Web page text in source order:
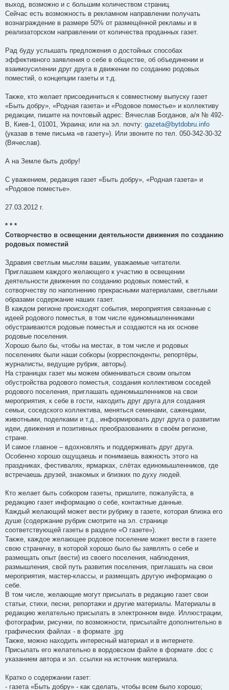
выход, возможно и с большим количеством страниц.
Сейчас есть возможность в рекламном направлении получать
вознаграждение в размере 50% от размещённой рекламы и в
реализаторском направлении от количества проданных газет.
Рад буду услышать предложения о достойных способах
эффективного заявления о себе в обществе, об объединении и
взаимоусилении друг друга в движении по созданию родовых
поместий, о концепции газеты и т.д.
Также, кто желает присоединиться к совместному выпуску газет
«Быть добру», «Родная газета» и «Родовое поместье» и коллективу
редакции, пишите на почтовый адрес: Вячеслав Богданов, а/я № 492-
В, Киев-1, 01001, Украина; или на эл. почту: gazeta@bytdobru.info
(указав в теме письма «в газету»). Или звоните по тел. 050-342-30-32
(Вячеслав).
А на Земле быть добру!
С уважением, редакция газет «Быть добру», «Родная газета» и
«Родовое поместье».
27.03.2012 г.
* * *
Сотворчество в освещении деятельности движения по созданию
родовых поместий
Здравия светлым мыслям вашим, уважаемые читатели.
Приглашаем каждого желающего к участию в освещении
деятельности движения по созданию родовых поместий, к
сотворчеству по наполнению прекрасными материалами, светлыми
образами содержание наших газет.
В каждом регионе происходят события, мероприятия связанные с
идеей родового поместья, в том числе единомышленниками
обустраиваются родовые поместья и создаются на их основе
родовые поселения.
Хорошо было бы, чтобы на местах, в том числе и родовых
поселениях были наши собкоры (корреспонденты, репортёры,
журналисты, ведущие рубрик, авторы).
На страницах газет мы можем обмениваться своим опытом
обустройства родового поместья, создания коллективом соседей
родового поселения, приглашать единомышленников на свои
мероприятия, к себе в гости, находить друг друга для создания
семьи, соседского коллектива, меняться семенами, саженцами,
животными, поделками и т.д., информировать друг друга о развитии
идеи, движения и позитивных преобразованиях в своём регионе,
стране.
И самое главное – вдохновлять и поддерживать друг друга.
Особенно хорошо ощущаешь и понимаешь важность этого на
праздниках, фестивалях, ярмарках, слётах единомышленников, где
встречаешь друзей, знакомых и близких по духу людей.
Кто желает быть собкором газеты, пришлите, пожалуйста, в
редакцию газет информацию о себе, контактные данные.
Каждый желающий может вести рубрику в газете, которая близка его
душе (содержание рубрик смотрите на эл. странице
соответствующей газеты в разделе «О газете»).
Также, каждое желающее родовое поселение может вести в газете
свою страничку, в которой хорошо было бы заявлять о себе и
размещать опыт (вести) из своего поселения, наблюдения,
размышления, свой путь развития поселения, приглашать на свои
мероприятия, мастер-классы, и размещать другую информацию о
себе.
В том числе, желающие могут присылать в редакцию газет свои
статьи, стихи, песни, репортажи и другие материалы. Материалы в
редакцию желательно присылать в электронном виде. Иллюстрации,
фотографии, рисунки, по возможности, присылайте дополнительно в
графических файлах - в формате .jpg
Также, можно находить интересный материал и в интернете.
Присылать его желательно в вордовском файле в формате .doc с
указанием автора и эл. ссылки на источник материала.
Кратко о содержании газет:
- газета «Быть добру» - как сделать, чтобы всем было хорошо;